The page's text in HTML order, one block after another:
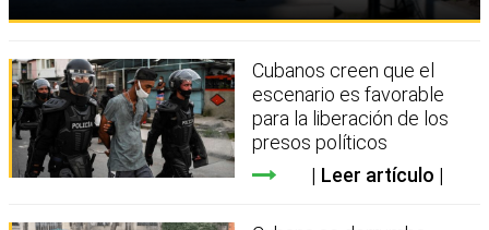
Cubanos creen que el
escenario es favorable
para la liberación de los
presos políticos
Leer artículo